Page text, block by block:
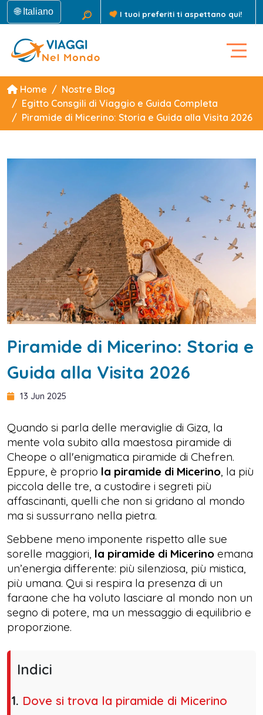
🌐 Italiano I tuoi preferiti ti aspettano qui!
Home
Nostre Blog
Egitto Consgili di Viaggio e Guida Completa
Piramide di Micerino: Storia e Guida alla Visita 2026
Piramide di Micerino: Storia e
Guida alla Visita 2026
13 Jun 2025
Quando si parla delle meraviglie di Giza, la
mente vola subito alla maestosa piramide di
Cheope o all'enigmatica piramide di Chefren.
Eppure, è proprio la piramide di Micerino, la più
piccola delle tre, a custodire i segreti più
affascinanti, quelli che non si gridano al mondo
ma si sussurrano nella pietra.
Sebbene meno imponente rispetto alle sue
sorelle maggiori, la piramide di Micerino emana
un’energia differente: più silenziosa, più mistica,
più umana. Qui si respira la presenza di un
faraone che ha voluto lasciare al mondo non un
segno di potere, ma un messaggio di equilibrio e
proporzione.
Indici
Dove si trova la piramide di Micerino